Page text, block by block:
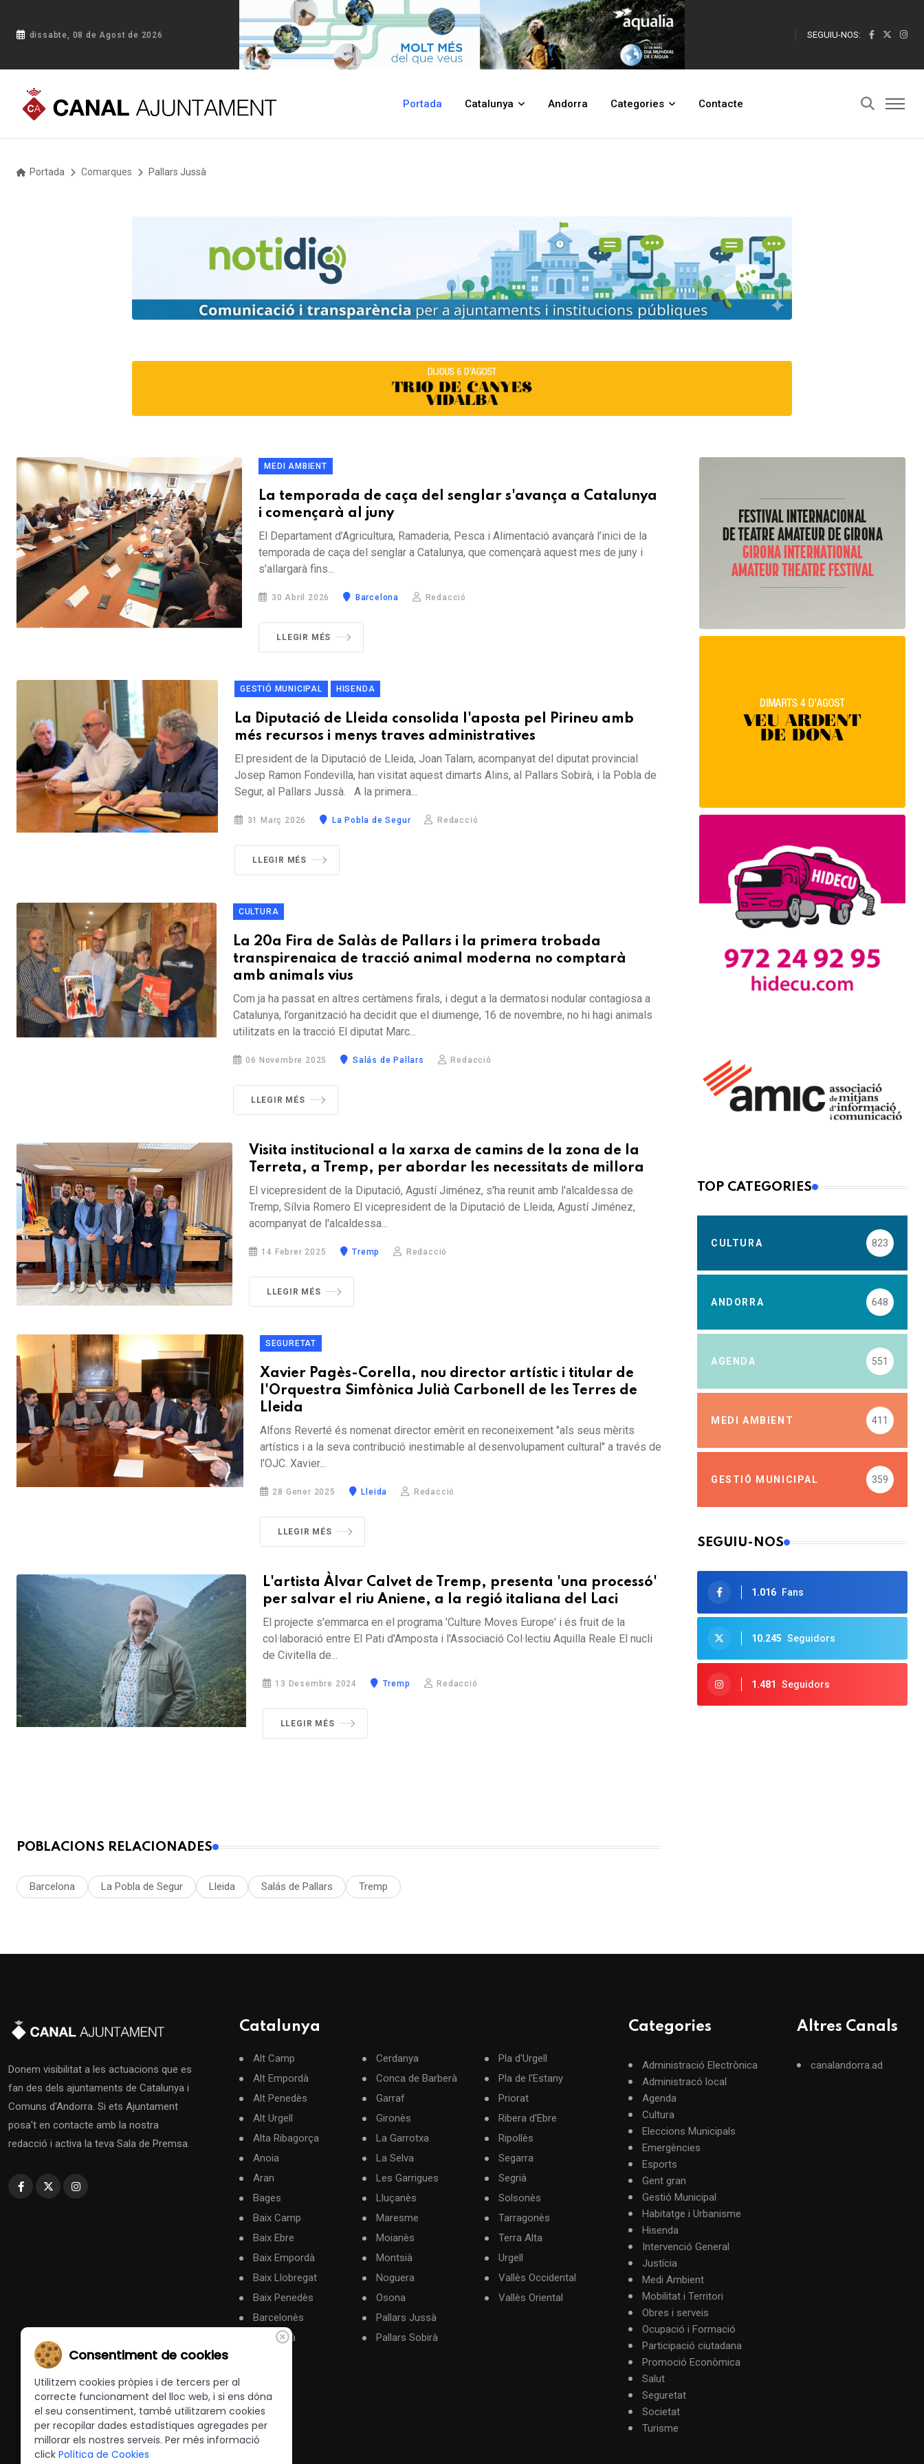
dissabte, 08 de Agost de 2026 SEGUIU-NOS:
Portada Catalunya Andorra Categories Contacte
Portada Comarques Pallars Jussà
MEDI AMBIENT
La temporada de caça del senglar s'avança a Catalunya
i començarà al juny
El Departament d’Agricultura, Ramaderia, Pesca i Alimentació avançarà l’inici de la
temporada de caça del senglar a Catalunya, que començarà aquest mes de juny i
s’allargarà fins...
30 Abril 2026 Barcelona Redacció
LLEGIR MÉS
GESTIÓ MUNICIPAL HISENDA
La Diputació de Lleida consolida l'aposta pel Pirineu amb
més recursos i menys traves administratives
El president de la Diputació de Lleida, Joan Talarn, acompanyat del diputat provincial
Josep Ramon Fondevilla, han visitat aquest dimarts Alins, al Pallars Sobirà, i la Pobla de
Segur, al Pallars Jussà. A la primera...
31 Març 2026 La Pobla de Segur Redacció
LLEGIR MÉS
CULTURA
La 20a Fira de Salàs de Pallars i la primera trobada
transpirenaica de tracció animal moderna no comptarà
amb animals vius
Com ja ha passat en altres certàmens firals, i degut a la dermatosi nodular contagiosa a
Catalunya, l’organització ha decidit que el diumenge, 16 de novembre, no hi hagi animals
utilitzats en la tracció El diputat Marc...
06 Novembre 2025 Salás de Pallars Redacció
LLEGIR MÉS
Visita institucional a la xarxa de camins de la zona de la
Terreta, a Tremp, per abordar les necessitats de millora
El vicepresident de la Diputació, Agustí Jiménez, s'ha reunit amb l'alcaldessa de
Tremp, Sílvia Romero El vicepresident de la Diputació de Lleida, Agustí Jiménez,
acompanyat de l'alcaldessa...
14 Febrer 2025 Tremp Redacció
LLEGIR MÉS
SEGURETAT
Xavier Pagès-Corella, nou director artístic i titular de
l'Orquestra Simfònica Julià Carbonell de les Terres de
Lleida
Alfons Reverté és nomenat director emèrit en reconeixement "als seus mèrits
artístics i a la seva contribució inestimable al desenvolupament cultural" a través de
l'OJC. Xavier...
28 Gener 2025 Lleida Redacció
LLEGIR MÉS
L'artista Àlvar Calvet de Tremp, presenta 'una processó'
per salvar el riu Aniene, a la regió italiana del Laci
El projecte s'emmarca en el programa 'Culture Moves Europe' i és fruit de la
col·laboració entre El Pati d'Amposta i l'Associació Col·lectiu Aquilla Reale El nucli
de Civitella de...
13 Desembre 2024 Tremp Redacció
LLEGIR MÉS
POBLACIONS RELACIONADES
Barcelona La Pobla de Segur Lleida Salás de Pallars Tremp
TOP CATEGORIES
CULTURA 823
ANDORRA 648
AGENDA 551
MEDI AMBIENT 411
GESTIÓ MUNICIPAL 359
SEGUIU-NOS
1.016 Fans
10.245 Seguidors
1.481 Seguidors
Donem visibilitat a les actuacions que es
fan des dels ajuntaments de Catalunya i
Comuns d'Andorra. Si ets Ajuntament
posa't en contacte amb la nostra
redacció i activa la teva Sala de Premsa.
Catalunya
Alt Camp
Alt Empordà
Alt Penedès
Alt Urgell
Alta Ribagorça
Anoia
Aran
Bages
Baix Camp
Baix Ebre
Baix Empordà
Baix Llobregat
Baix Penedès
Barcelonès
Berguedà
Cerdanya
Conca de Barberà
Garraf
Gironès
La Garrotxa
La Selva
Les Garrigues
Lluçanès
Maresme
Moianès
Montsià
Noguera
Osona
Pallars Jussà
Pallars Sobirà
Pla d'Urgell
Pla de l'Estany
Priorat
Ribera d'Ebre
Ripollès
Segarra
Segrià
Solsonès
Tarragonès
Terra Alta
Urgell
Vallès Occidental
Vallès Oriental
Categories
Administració Electrònica
Administracó local
Agenda
Cultura
Eleccions Municipals
Emergències
Esports
Gent gran
Gestió Municipal
Habitatge i Urbanisme
Hisenda
Intervenció General
Justícia
Medi Ambient
Mobilitat i Territori
Obres i serveis
Ocupació i Formació
Participació ciutadana
Promoció Econòmica
Salut
Seguretat
Societat
Turisme
Altres Canals
canalandorra.ad
Consentiment de cookies
Utilitzem cookies pròpies i de tercers per al
correcte funcionament del lloc web, i si ens dóna
el seu consentiment, també utilitzarem cookies
per recopilar dades estadístiques agregades per
millorar els nostres serveis. Per més informació
click Política de Cookies